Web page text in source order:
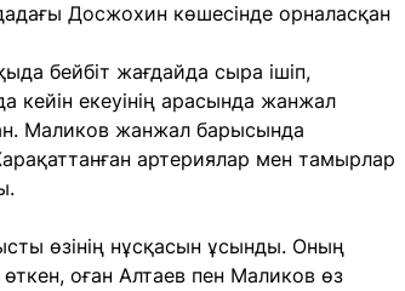
Досжохин көшесінде орналасқан
бейбіт жағдайда сыра ішіп,
кейін екеуінің арасында жанжал
Маликов жанжал барысында
артериялар мен тамырлар
өзінің нұсқасын ұсынды. Оның
оған Алтаев пен Маликов өз